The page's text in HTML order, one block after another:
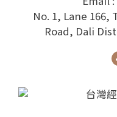
No. 1, Lane 166,
Road, Dali